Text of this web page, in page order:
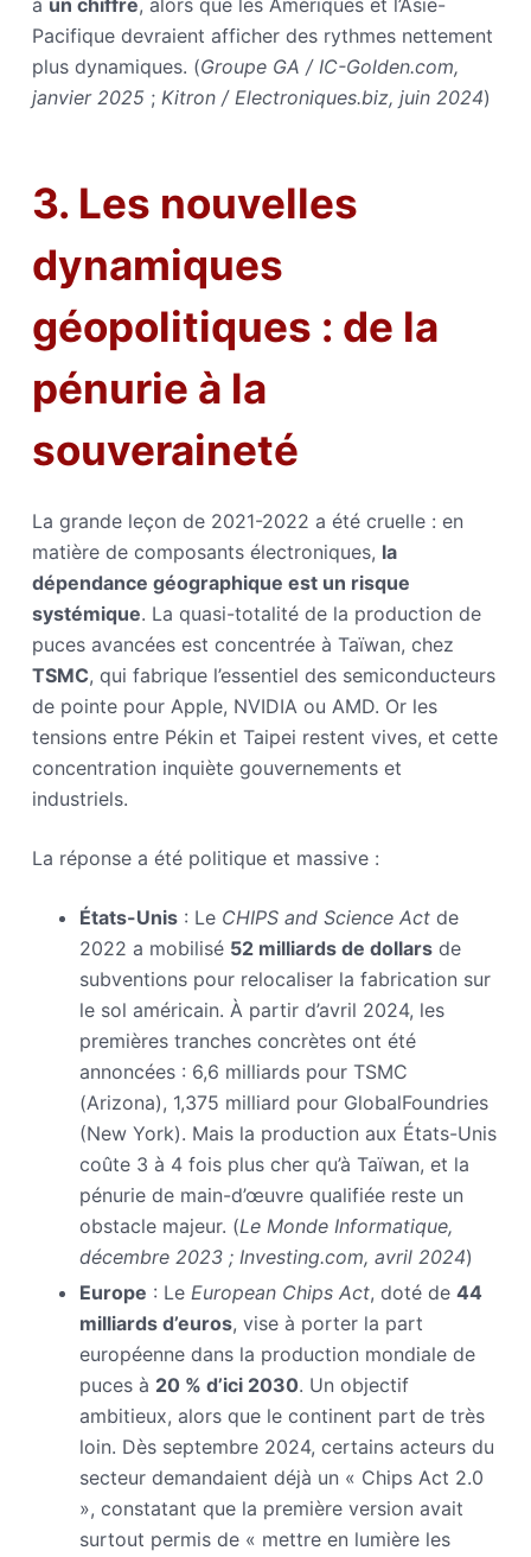
à un chiffre, alors que les Amériques et l’Asie-
Pacifique devraient afficher des rythmes nettement
plus dynamiques. (Groupe GA / IC-Golden.com,
janvier 2025; Kitron / Electroniques.biz, juin 2024)
3. Les nouvelles
dynamiques
géopolitiques : de la
pénurie à la
souveraineté
La grande leçon de 2021-2022 a été cruelle : en
matière de composants électroniques, la
dépendance géographique est un risque
systémique. La quasi-totalité de la production de
puces avancées est concentrée à Taïwan, chez
TSMC, qui fabrique l’essentiel des semiconducteurs
de pointe pour Apple, NVIDIA ou AMD. Or les
tensions entre Pékin et Taipei restent vives, et cette
concentration inquiète gouvernements et
industriels.
La réponse a été politique et massive :
États-Unis: Le CHIPS and Science Actde
2022 a mobilisé 52 milliards de dollarsde
subventions pour relocaliser la fabrication sur
le sol américain. À partir d’avril 2024, les
premières tranches concrètes ont été
annoncées : 6,6 milliards pour TSMC
(Arizona), 1,375 milliard pour GlobalFoundries
(New York). Mais la production aux États-Unis
coûte 3 à 4 fois plus cher qu’à Taïwan, et la
pénurie de main-d’œuvre qualifiée reste un
obstacle majeur. (Le Monde Informatique,
décembre 2023 ; Investing.com, avril 2024)
Europe : Le European Chips Act, doté de 44
milliards d’euros, vise à porter la part
européenne dans la production mondiale de
puces à 20 % d’ici 2030. Un objectif
ambitieux, alors que le continent part de très
loin. Dès septembre 2024, certains acteurs du
secteur demandaient déjà un « Chips Act 2.0
», constatant que la première version avait
surtout permis de « mettre en lumière les